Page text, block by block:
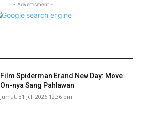
- Advertisment -
Film Spiderman Brand New Day: Move
On-nya Sang Pahlawan
Jumat, 31 Juli 2026 12:36 pm